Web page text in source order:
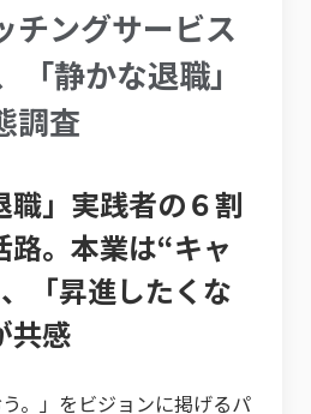
チングサービス
「静かな退職」
調査
職」実践者の６割
路。本業は“キャ
「昇進したくな
共感
う。」をビジョンに掲げるパ